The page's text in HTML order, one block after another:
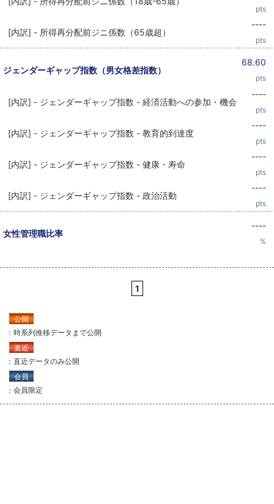
pts
[内訳] - 所得再分配前ジニ係数（65歳超）
----
pts
ジェンダーギャップ指数（男女格差指数）
68.60
pts
[内訳] - ジェンダーギャップ指数 - 経済活動への参加・機会
----
pts
[内訳] - ジェンダーギャップ指数 - 教育的到達度
----
pts
[内訳] - ジェンダーギャップ指数 - 健康・寿命
----
pts
[内訳] - ジェンダーギャップ指数 - 政治活動
----
pts
女性管理職比率
----
%
1
公開
：時系列推移データまで公開
直近
：直近データのみ公開
会員
：会員限定